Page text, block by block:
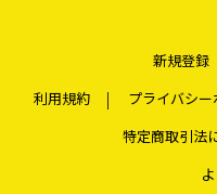
新規登録
利用規約
プライバシー
特定商取引法